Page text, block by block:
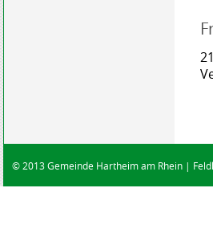
© 2013 Gemeinde Hartheim am Rhein |